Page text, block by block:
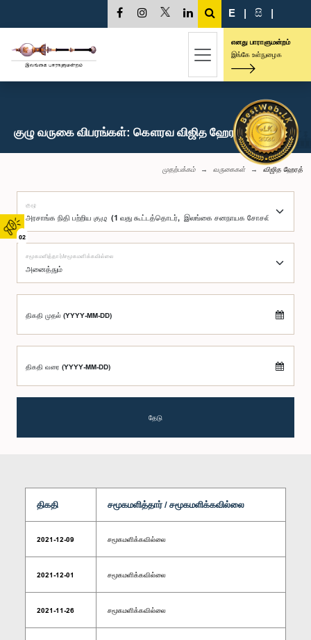
02
E | සි |
எனது பாராளுமன்றம்
இங்கே உள்நுழைக
குழு வருகை விபரங்கள்: கௌரவ விஜித ஹேரத், பா.உ.
முதற்பக்கம் வருகைகள் விஜித ஹேரத்
குழு
சமூகமளித்தார்/சமூகமளிக்கவில்லை
திகதி முதல் (YYYY-MM-DD)
திகதி வரை (YYYY-MM-DD)
தேடு
திகதி சமூகமளித்தார் / சமூகமளிக்கவில்லை
2021-12-09 சமூகமளிக்கவில்லை
2021-12-01 சமூகமளிக்கவில்லை
2021-11-26 சமூகமளிக்கவில்லை